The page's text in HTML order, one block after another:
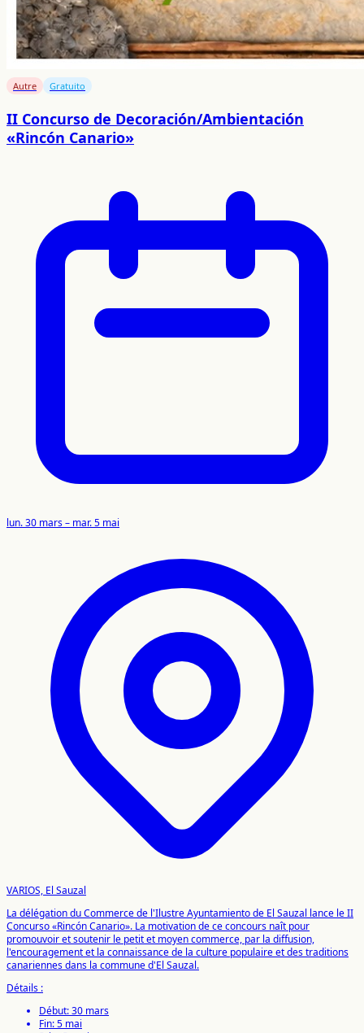
Autre Gratuito
II Concurso de Decoración/Ambientación
«Rincón Canario»
lun. 30 mars – mar. 5 mai
VARIOS, El Sauzal
La délégation du Commerce de l'Ilustre Ayuntamiento de El Sauzal lance le II
Concurso «Rincón Canario». La motivation de ce concours naît pour
promouvoir et soutenir le petit et moyen commerce, par la diffusion,
l'encouragement et la connaissance de la culture populaire et des traditions
canariennes dans la commune d'El Sauzal.
Détails :
Début: 30 mars
Fin: 5 mai